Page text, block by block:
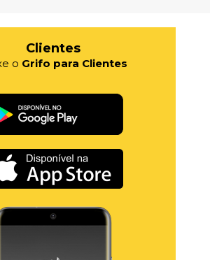
Clientes
o Grifo para Clientes